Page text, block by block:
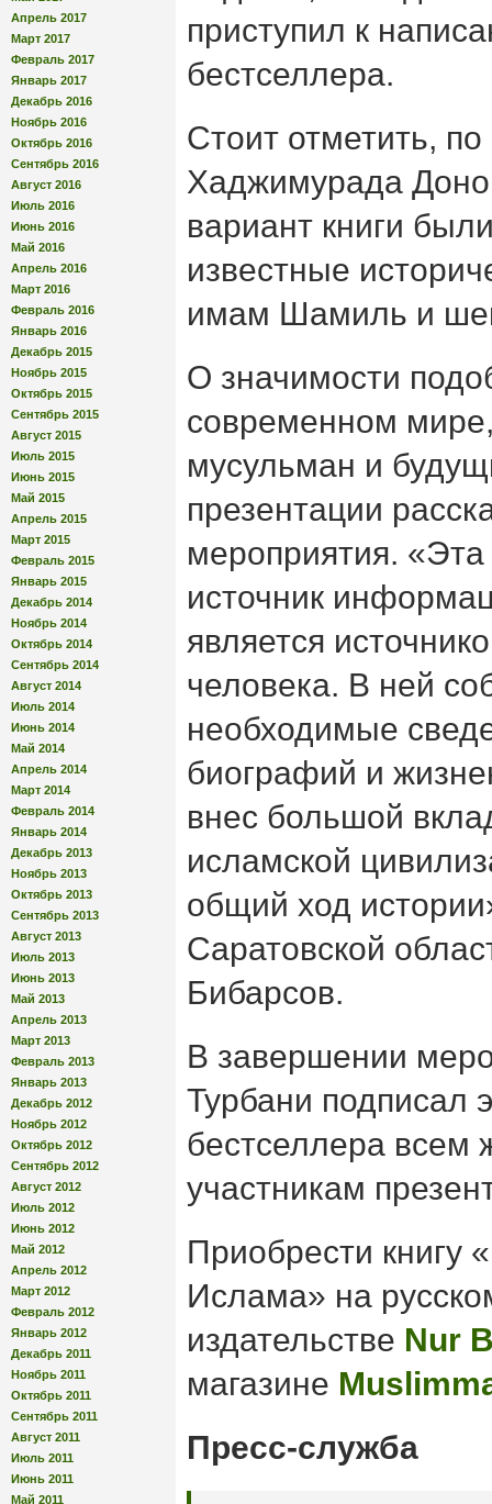
Апрель 2017
Март 2017
Февраль 2017
Январь 2017
Декабрь 2016
Ноябрь 2016
Октябрь 2016
Сентябрь 2016
Август 2016
Июль 2016
Июнь 2016
Май 2016
Апрель 2016
Март 2016
Февраль 2016
Январь 2016
Декабрь 2015
Ноябрь 2015
Октябрь 2015
Сентябрь 2015
Август 2015
Июль 2015
Июнь 2015
Май 2015
Апрель 2015
Март 2015
Февраль 2015
Январь 2015
Декабрь 2014
Ноябрь 2014
Октябрь 2014
Сентябрь 2014
Август 2014
Июль 2014
Июнь 2014
Май 2014
Апрель 2014
Март 2014
Февраль 2014
Январь 2014
Декабрь 2013
Ноябрь 2013
Октябрь 2013
Сентябрь 2013
Август 2013
Июль 2013
Июнь 2013
Май 2013
Апрель 2013
Март 2013
Февраль 2013
Январь 2013
Декабрь 2012
Ноябрь 2012
Октябрь 2012
Сентябрь 2012
Август 2012
Июль 2012
Июнь 2012
Май 2012
Апрель 2012
Март 2012
Февраль 2012
Январь 2012
Декабрь 2011
Ноябрь 2011
Октябрь 2011
Сентябрь 2011
Август 2011
Июль 2011
Июнь 2011
Май 2011
приступил к
бестселлера.
Стоит отметить,
Хаджимурада
вариант книги
известные
имам Шамиль и
О значимости
современном
мусульман и
презентации
мероприятия. «Эта
источник
является
человека. В ней
необходимые
биографий и
внес большой
исламской
общий ход
Саратовской
Бибарсов.
В завершении
Турбани подписал
бестселлера
участникам
Приобрести книгу
Ислама» на
издательстве Nur
магазине
Пресс-служба